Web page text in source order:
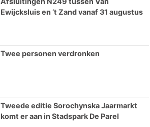
Ewijcksluis en ’t Zand vanaf 31 augustus
Twee personen verdronken
Tweede editie Sorochynska Jaarmarkt
komt er aan in Stadspark De Parel